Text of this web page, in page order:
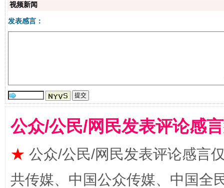
揭批美国五大"原罪"
视频新闻
发表感言：
公众/公民/网民发表评论感
★ 公众/公民/网民发表评论感言
共传媒、中国公众传媒、中国全